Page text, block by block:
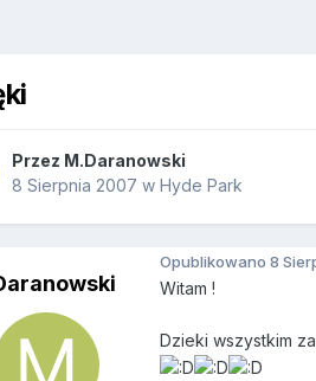
Przez M.Daranowski
8 Sierpnia 2007 w Hyde Park
Opublikowano 8
Witam !
Dzieki wszystkim